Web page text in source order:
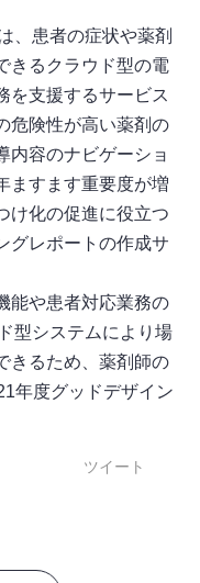
、患者の症状や薬剤
きるクラウド型の電
を支援するサービス
危険性が高い薬剤の
内容のナビゲーショ
ますます重要度が増
け化の促進に役立つ
グレポートの作成サ
能や患者対応業務の
型システムにより場
きるため、薬剤師の
年度グッドデザイン
ツイート